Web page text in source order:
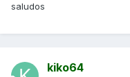
saludos
kiko64